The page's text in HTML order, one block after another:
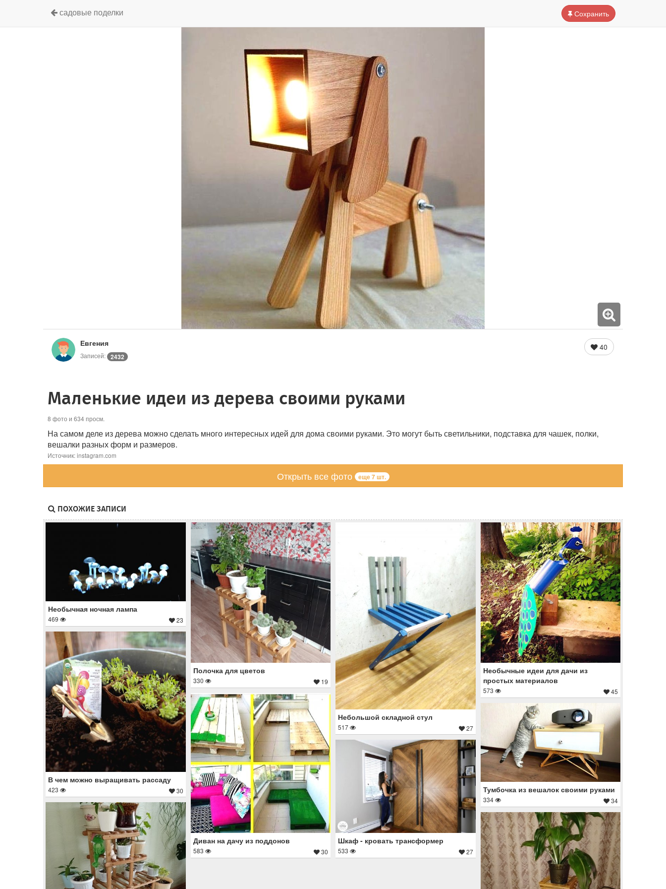
Сохранить
садовые поделки
Евгения
Записей: 2432
40
Маленькие идеи из дерева своими руками
8 фото и 634 просм.
На самом деле из дерева можно сделать много интересных идей для дома своими руками. Это могут быть светильники, подставка для чашек, полки,
вешалки разных форм и размеров.
Источник: instagram.com
Открыть все фото еще 7 шт.
ПОХОЖИЕ ЗАПИСИ
Необычная ночная лампа
469 23
Полочка для цветов
330 19
Небольшой складной стул
517 27
Необычные идеи для дачи из
простых материалов
573 45
В чем можно выращивать рассаду
423 30
Диван на дачу из поддонов
583 30
Тумбочка из вешалок своими руками
334 34
Шкаф - кровать трансформер
533 27